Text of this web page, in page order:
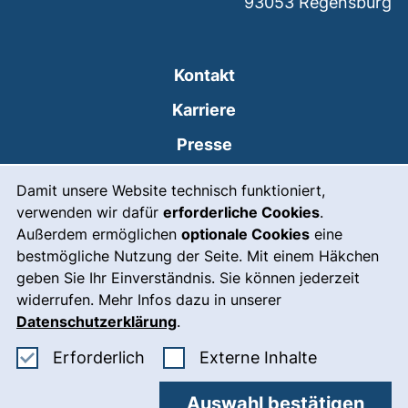
Damit unsere Website technisch funktioniert,
verwenden wir dafür erforderliche Cookies.
Außerdem ermöglichen optionale Cookies eine
bestmögliche Nutzung der Seite. Mit einem Häkchen
geben Sie Ihr Einverständnis. Sie können jederzeit
widerrufen. Mehr Infos dazu in unserer
Datenschutzerklärung.
Erforderlich Erforderliche Cookies akzeptieren
Externe Inhalte: Externe
Auswahl bestätigen
Kontakt
Karriere
Presse
Leichte Sprache
Gebärdensprache
Notfall(externer Link, öffnet
Impressum
Barrierefreiheit
Datenschutz